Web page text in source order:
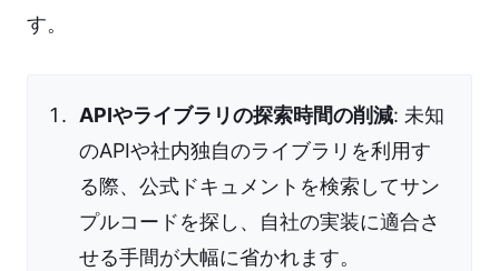
す。
APIやライブラリの探索時間の削減: 未知
のAPIや社内独自のライブラリを利用す
る際、公式ドキュメントを検索してサン
プルコードを探し、自社の実装に適合さ
せる手間が大幅に省かれます。